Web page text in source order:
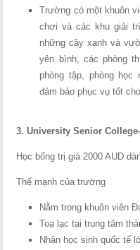
Trường có một khuôn
chơi và các khu giải
những cây xanh và
yên bình, các phòng
phòng tập, phòng
đảm bảo phục vụ tốt
3.University Senior College-
Học bổng trị giá 2000 AUD
Thế mạnh của trường
Nằm trong khuôn viên
Toạ lạc tại trung tâm
Nhận học sinh quốc tế